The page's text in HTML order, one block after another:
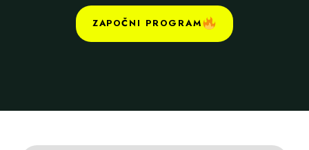
ZAPOČNI PROGRAM